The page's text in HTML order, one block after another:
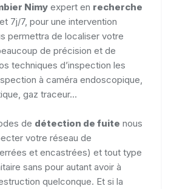
Nimy expert en recherche
et 7j/7, pour une intervention
permettra de localiser votre
de précision et de
techniques d’inspection les
à caméra endoscopique,
gaz traceur...
de détection de fuite nous
votre réseau de
et encastrées) et tout type
sans pour autant avoir à
quelconque. Et si la